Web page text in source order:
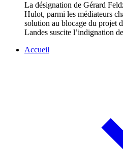
La désignation de Gérard
Hulot, parmi les médiateurs
solution au blocage du projet
Landes suscite l’indignation
Accueil